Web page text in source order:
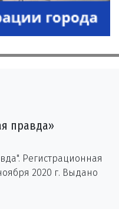
правда»
Регистрационная
2020 г. Выдано